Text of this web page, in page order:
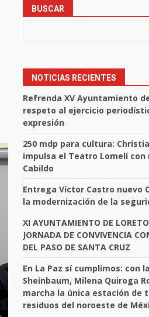
BUSCAR
NOTICIAS RECIENTES
Refrenda XV Ayuntamiento
respeto al ejercicio
expresión
250 mdp para cultura:
impulsa el Teatro Lomelí con
Cabildo
Entrega Víctor Castro nuevo
la modernización de la
XI AYUNTAMIENTO DE
JORNADA DE CONVIVENCIA
DEL PASO DE SANTA CRUZ
En La Paz sí cumplimos: con
Sheinbaum, Milena Quiroga
marcha la única estación de
residuos del noroeste de